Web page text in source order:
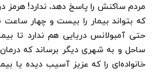
مردم ساكنش را پاسخ دهد، ندارد! هرمز
كه بتواند بیمار را بیست و چهار ساعت
حتی آمبولانس دریایی هم ندارد تا
ساحل و به شهری دیگر برساند كه
خانواده‌ای را كه عزیز آسیب دیده یا